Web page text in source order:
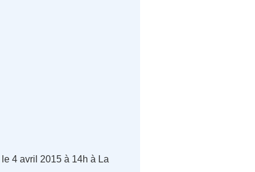
4 avril 2015 à 14h à La